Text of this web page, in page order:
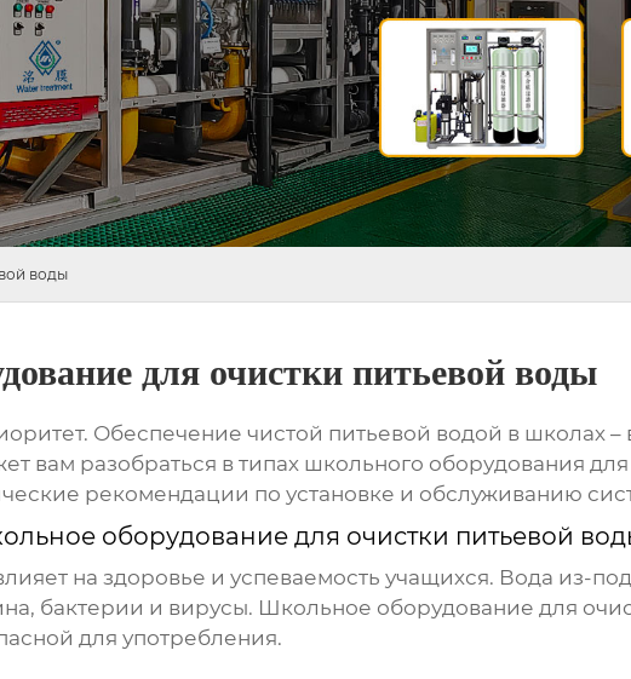
воды
для очистки питьевой воды
Обеспечение чистой питьевой водой в школах
вам разобраться в типах школьного оборудования
рекомендации по установке и обслуживанию
оборудование для очистки питьевой
на здоровье и успеваемость учащихся. Вода из-
бактерии и вирусы. Школьное оборудование для
для употребления.